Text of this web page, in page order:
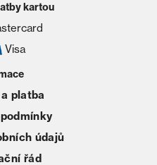
platba
údajů
řád
kartou
Visa